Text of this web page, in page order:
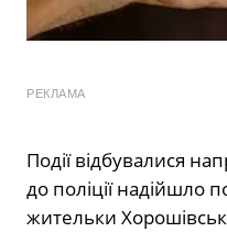
РЕКЛАМА
Події відбувалися
до поліції надійшло
жительки